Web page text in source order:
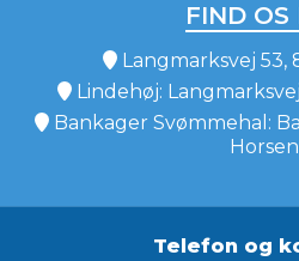
FIND OS
Langmarksvej 53,
Lindehøj:
Bankager Svømmehal:
Telefon og